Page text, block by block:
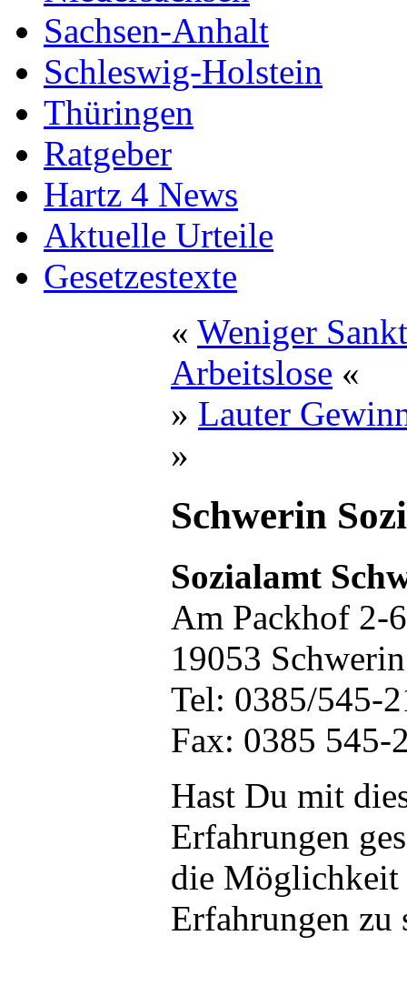
Sachsen-Anhalt
Schleswig-Holstein
Thüringen
Ratgeber
Hartz 4 News
Aktuelle Urteile
Gesetzestexte
« Weniger
Arbeitslose «
» Lauter
»
Schwerin
Sozialamt
Am Packhof 2-6
19053 Schwerin
Tel: 0385/545-
Fax: 0385 545-
Hast Du mit
Erfahrungen
die Möglichkeit
Erfahrungen zu